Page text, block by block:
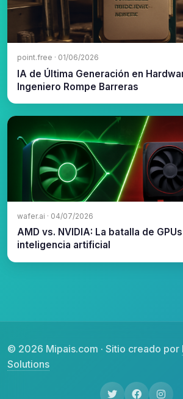
point.free · 01/06/2026
IA de Última Generación en
Ingeniero Rompe Barreras
wafer.ai · 04/07/2026
AMD vs. NVIDIA: La batalla de
inteligencia artificial
© 2026 Mipais.com · Sitio creado por
Solutions